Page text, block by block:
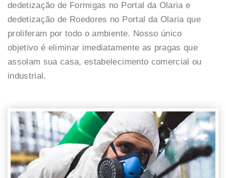
dedetização de Formigas no Portal da Olaria e
dedetização de Roedores no Portal da Olaria que
proliferam por todo o ambiente. Nosso único
objetivo é eliminar imediatamente as pragas que
assolam sua casa, estabelecimento comercial ou
industrial.